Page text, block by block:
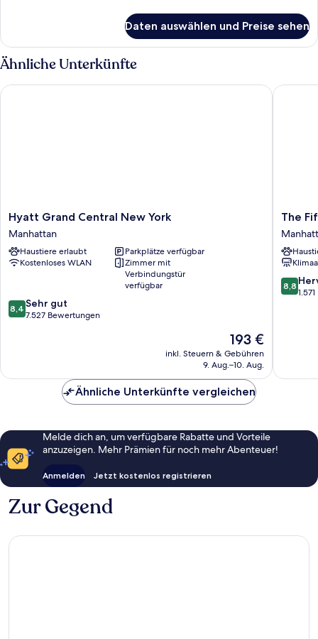
Apartment
anzeigen
Bedroom
Two
Queen
Apartment
Daten auswählen und Preise sehen
Ähnliche Unterkünfte
Hyatt
Grand
Central
New
York
Hyatt Grand Central New York
Manhattan
Haustiere erlaubt
Parkplätze verfügbar
Kostenloses WLAN
Zimmer mit
Verbindungstür
verfügbar
8.4
von
Bewertungen
8,4 Sehr gut
7.527 Bewertungen
Der
Preis
beträgt
193 €
inkl. Steuern & Gebühren
9. Aug.–10. Aug.
Hyatt Grand Central New York
The
Fifty
Sonesta
Hotel
New
York
The
8.8
von
8,8
The
Ähnliche Unterkünfte vergleichen
Melde dich an, um verfügbare Rabatte und Vorteile
anzuzeigen. Mehr Prämien für noch mehr Abenteuer!
Anmelden Jetzt kostenlos registrieren
Zur Gegend